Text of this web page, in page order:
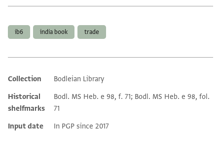
ib6 india book trade
Additional metadata
Collection
Bodleian Library
Historical
shelfmarks
Bodl. MS Heb. e 98, f. 71; Bodl. MS Heb. e 98, fol.
71
Input date
In PGP since 2017